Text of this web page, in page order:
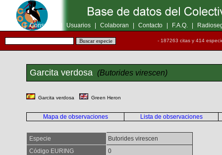
Inicio | Consultas Usuarios Colaboran Contacto F.A.Q.
- 187263 citas y 414
Garcita verdosa (Butorides virescen)
Garcita verdosa Green Heron
Mapa de observaciones Lista de observaciones
Especie
Butorides virescen
Código EURING
0